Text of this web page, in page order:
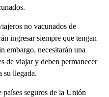
no vacunados de
ingresar siempre que tengan
embargo, necesitarán una
de viajar y deben permanecer
su llegada.
seguros de la Unión